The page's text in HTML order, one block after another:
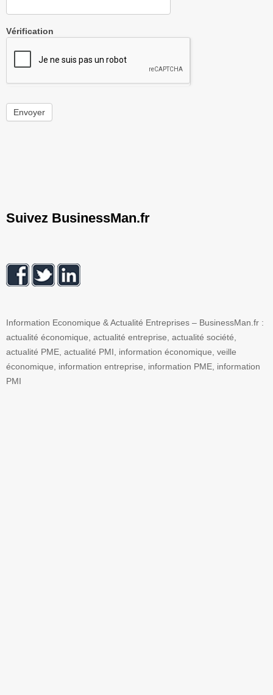
Vérification
Envoyer
Suivez BusinessMan.fr
Information Economique & Actualité Entreprises – BusinessMan.fr :
actualité économique, actualité entreprise, actualité société,
actualité PME, actualité PMI, information économique, veille
économique, information entreprise, information PME, information
PMI